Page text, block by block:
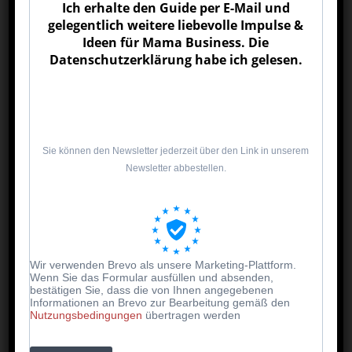
🌱 4. Samenbomben selber machen
Aus Erde, Tonpulver und Blumensamen werden
verpackt, sind sie eine nachhaltige Osteridee, die
Farbe in den Garten bringt.
Ich erhalte den Guide per E-Mail und
gelegentlich weitere liebevolle Impulse &
Ideen für Mama Business. Die
Datenschutzerklärung habe ich gelesen.
Sie können den Newsletter jederzeit über den Link in unserem
Newsletter abbestellen.
Wir verwenden Brevo als unsere Marketing-Plattform.
Wenn Sie das Formular ausfüllen und absenden,
bestätigen Sie, dass die von Ihnen angegebenen
Informationen an Brevo zur Bearbeitung gemäß den
Nutzungsbedingungen übertragen werden